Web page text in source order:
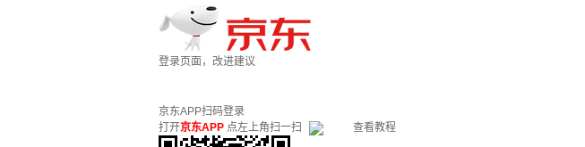
登录页面，改进建议
京东APP扫码登录
打开京东APP 点左上角扫一扫 查看教程